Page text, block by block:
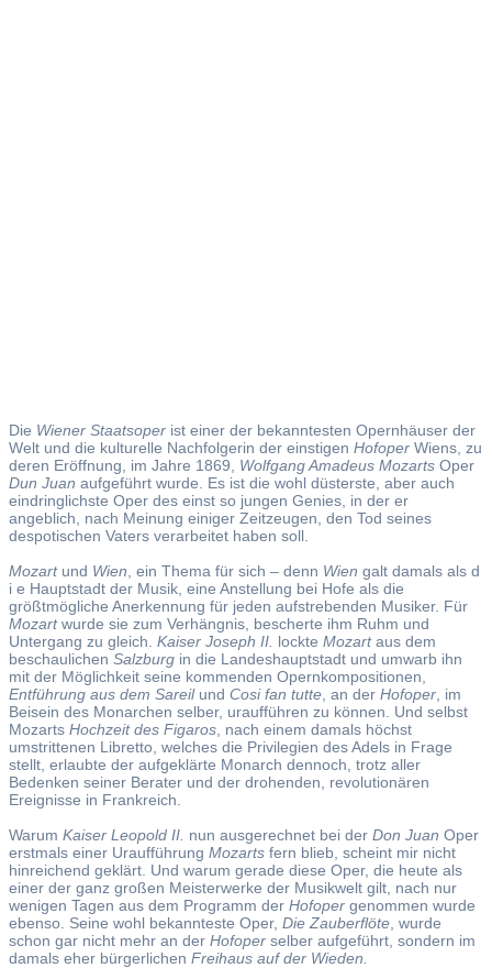
Die Wiener Staatsoper ist einer der bekanntesten Opernhäuser der
Welt und die kulturelle Nachfolgerin der einstigen Hofoper Wiens, zu
deren Eröffnung, im Jahre 1869, Wolfgang Amadeus Mozarts Oper
Dun Juan aufgeführt wurde. Es ist die wohl düsterste, aber auch
eindringlichste Oper des einst so jungen Genies, in der er
angeblich, nach Meinung einiger Zeitzeugen, den Tod seines
despotischen Vaters verarbeitet haben soll.
Mozartund Wien , ein Thema für sich – denn Wien galt damals als d
i e Hauptstadt der Musik, eine Anstellung bei Hofe als die
größtmögliche Anerkennung für jeden aufstrebenden Musiker. Für
Mozartwurde sie zum Verhängnis, bescherte ihm Ruhm und
Untergang zu gleich. Kaiser Joseph II. lockte Mozartaus dem
beschaulichen Salzburg in die Landeshauptstadt und umwarb ihn
mit der Möglichkeit seine kommenden Opernkompositionen,
Entführung aus dem Sareilund Cosi fan tutte , an der Hofoper , im
Beisein des Monarchen selber, uraufführen zu können. Und selbst
Mozarts Hochzeit des Figaros , nach einem damals höchst
umstrittenen Libretto, welches die Privilegien des Adels in Frage
stellt, erlaubte der aufgeklärte Monarch dennoch, trotz aller
Bedenken seiner Berater und der drohenden, revolutionären
Ereignisse in Frankreich.
Warum Kaiser Leopold II. nun ausgerechnet bei der Don Juan Oper
erstmals einer Uraufführung Mozarts fern blieb, scheint mir nicht
hinreichend geklärt. Und warum gerade diese Oper, die heute als
einer der ganz großen Meisterwerke der Musikwelt gilt, nach nur
wenigen Tagen aus dem Programm der Hofoper genommen wurde
ebenso. Seine wohl bekannteste Oper, Die Zauberflöte , wurde
schon gar nicht mehr an der Hofoper selber aufgeführt, sondern im
damals eher bürgerlichen Freihaus auf der Wieden.